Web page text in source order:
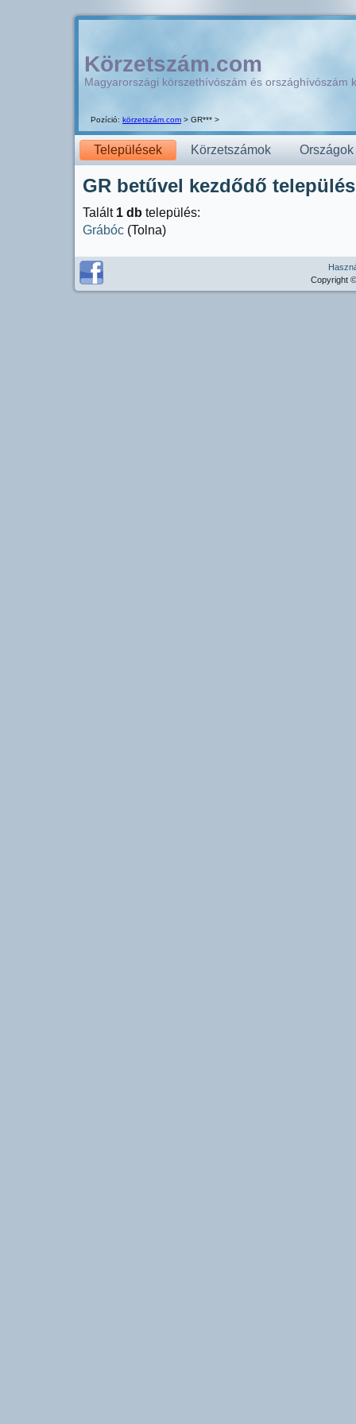
Pozíció: körzetszám.com > GR*** >
Körzetszám.com
Magyarországi körszethívószám és országhívószám
Települések Körzetszámok Országok
GR betűvel kezdődő
Talált 1 db település:
Grábóc (Tolna)
Copyright